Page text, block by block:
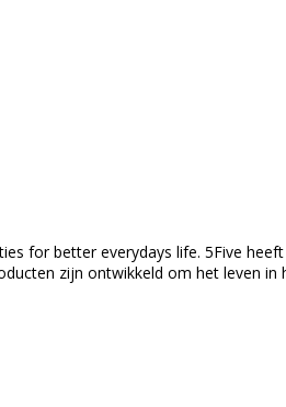
for better everydays life. 5Five
zijn ontwikkeld om het leven